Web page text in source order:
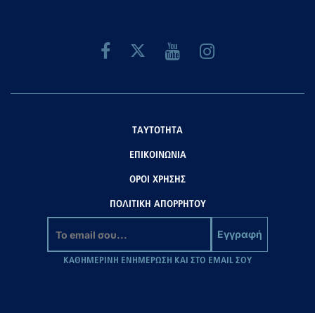
ΤΑΥΤΟΤΗΤΑ
ΕΠΙΚΟΙΝΩΝΙΑ
ΟΡΟΙ ΧΡΗΣΗΣ
ΠΟΛΙΤΙΚΗ ΑΠΟΡΡΗΤΟΥ
Εγγραφή
ΚΑΘΗΜΕΡΙΝΗ ΕΝΗΜΕΡΩΣΗ ΚΑΙ ΣΤΟ EMAIL ΣΟΥ